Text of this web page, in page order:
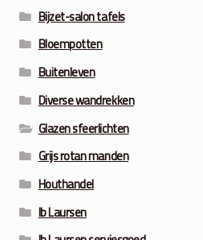
Bijzet-salon tafels
Bloempotten
Buitenleven
Diverse wandrekken
Glazen sfeerlichten
Grijs rotan manden
Houthandel
Ib Laursen